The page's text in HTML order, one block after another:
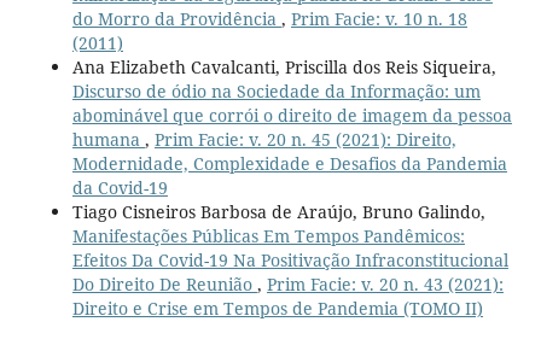
do Morro da Providência , Prim Facie: v. 10 n. 18
(2011)
Ana Elizabeth Cavalcanti, Priscilla dos Reis Siqueira,
Discurso de ódio na Sociedade da Informação: um
abominável que corrói o direito de imagem da pessoa
humana , Prim Facie: v. 20 n. 45 (2021): Direito,
Modernidade, Complexidade e Desafios da Pandemia
da Covid-19
Tiago Cisneiros Barbosa de Araújo, Bruno Galindo,
Manifestações Públicas Em Tempos Pandêmicos:
Efeitos Da Covid-19 Na Positivação Infraconstitucional
Do Direito De Reunião , Prim Facie: v. 20 n. 43 (2021):
Direito e Crise em Tempos de Pandemia (TOMO II)